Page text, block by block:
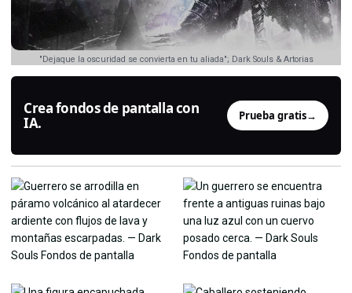
"Dejaque la oscuridad se convierta en tu aliada"; Dark Souls & Artorias
Crea fondos de pantalla con
IA.
Prueba gratis→